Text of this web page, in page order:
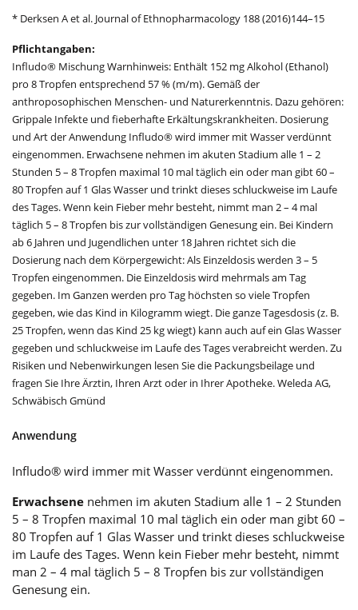
* Derksen A et al. Journal of Ethnopharmacology 188 (2016)144–15
Pflichtangaben:
Infludo® Mischung Warnhinweis: Enthält 152 mg Alkohol (Ethanol)
pro 8 Tropfen entsprechend 57 % (m/m). Gemäß der
anthroposophischen Menschen- und Naturerkenntnis. Dazu gehören:
Grippale Infekte und fieberhafte Erkältungskrankheiten. Dosierung
und Art der Anwendung Infludo® wird immer mit Wasser verdünnt
eingenommen. Erwachsene nehmen im akuten Stadium alle 1 – 2
Stunden 5 – 8 Tropfen maximal 10 mal täglich ein oder man gibt 60 –
80 Tropfen auf 1 Glas Wasser und trinkt dieses schluckweise im Laufe
des Tages. Wenn kein Fieber mehr besteht, nimmt man 2 – 4 mal
täglich 5 – 8 Tropfen bis zur vollständigen Genesung ein. Bei Kindern
ab 6 Jahren und Jugendlichen unter 18 Jahren richtet sich die
Dosierung nach dem Körpergewicht: Als Einzeldosis werden 3 – 5
Tropfen eingenommen. Die Einzeldosis wird mehrmals am Tag
gegeben. Im Ganzen werden pro Tag höchsten so viele Tropfen
gegeben, wie das Kind in Kilogramm wiegt. Die ganze Tagesdosis (z. B.
25 Tropfen, wenn das Kind 25 kg wiegt) kann auch auf ein Glas Wasser
gegeben und schluckweise im Laufe des Tages verabreicht werden. Zu
Risiken und Nebenwirkungen lesen Sie die Packungsbeilage und
fragen Sie Ihre Ärztin, Ihren Arzt oder in Ihrer Apotheke. Weleda AG,
Schwäbisch Gmünd
Anwendung
Infludo® wird immer mit Wasser verdünnt eingenommen.
Erwachsene nehmen im akuten Stadium alle 1 – 2 Stunden
5 – 8 Tropfen maximal 10 mal täglich ein oder man gibt 60 –
80 Tropfen auf 1 Glas Wasser und trinkt dieses schluckweise
im Laufe des Tages. Wenn kein Fieber mehr besteht, nimmt
man 2 – 4 mal täglich 5 – 8 Tropfen bis zur vollständigen
Genesung ein.